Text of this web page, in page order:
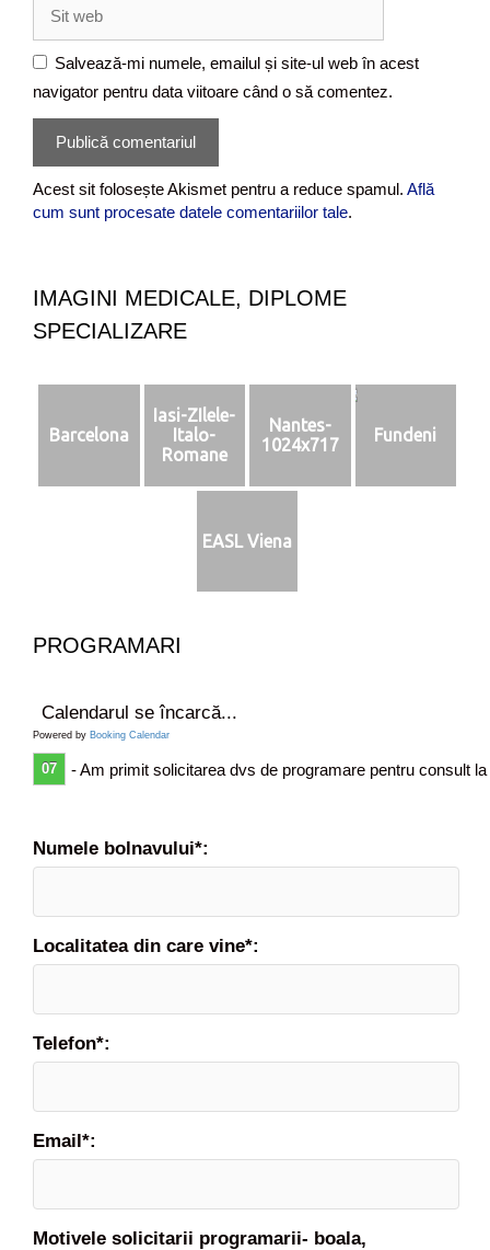
l
w
e
b
Salvează-mi numele, emailul și site-ul web în acest
navigator pentru data viitoare când o să comentez.
Acest sit folosește Akismet pentru a reduce spamul. Află
cum sunt procesate datele comentariilor tale.
IMAGINI MEDICALE, DIPLOME
SPECIALIZARE
Barcelona
Iasi-ZIlele-
Italo-
Romane
Nantes-
1024x717
Fundeni
EASL Viena
PROGRAMARI
Calendarul se încarcă...
Powered by Booking Calendar
07 - Am primit solicitarea dvs de programare pentru consult
Numele bolnavului*:
Localitatea din care vine*:
Telefon*:
Email*:
Motivele solicitarii programarii- boala,